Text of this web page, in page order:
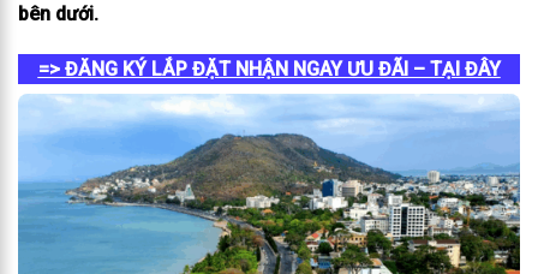
bên dưới.
=> ĐĂNG KÝ LẮP ĐẶT NHẬN NGAY ƯU ĐÃI – TẠI ĐÂY